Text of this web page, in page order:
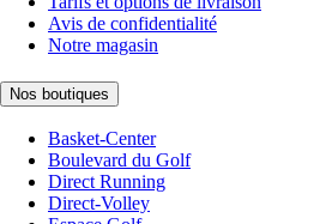
Avis de confidentialité
Notre magasin
Nos boutiques
Basket-Center
Boulevard du Golf
Direct Running
Direct-Volley